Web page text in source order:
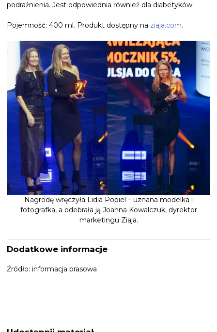
podrażnienia. Jest odpowiednia również dla diabetyków.
Pojemność: 400 ml. Produkt dostępny na ziaja.com.
Nagrodę wręczyła Lidia Popiel – uznana modelka i
fotografka, a odebrała ją Joanna Kowalczuk, dyrektor
marketingu Ziaja.
Dodatkowe informacje
Źródło: informacja prasowa